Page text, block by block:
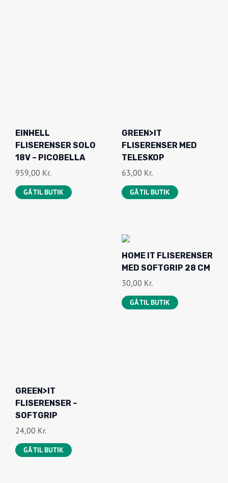
EINHELL
FLISERENSER SOLO
18V – PICOBELLA
959,00 Kr.
GÅ TIL BUTIK
GREEN>IT
FLISERENSER MED
TELESKOP
63,00 Kr.
GÅ TIL BUTIK
GREEN>IT
FLISERENSER –
SOFTGRIP
24,00 Kr.
GÅ TIL BUTIK
HOME IT FLISERENSER
MED SOFTGRIP 28 CM
30,00 Kr.
GÅ TIL BUTIK